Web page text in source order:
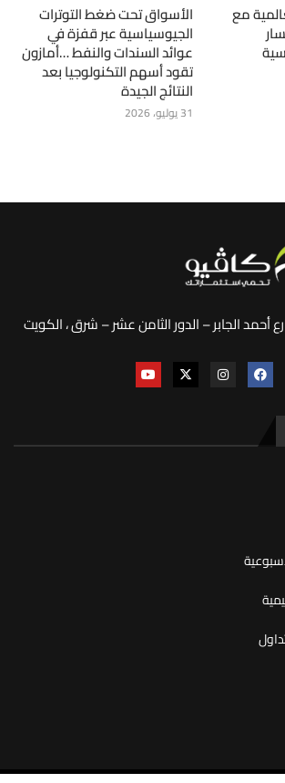
مع الأسواق تحت ضغط التوترات
الجيوسياسية عبر قفزة في
عوائد السندات والنفط …أمازون
تقود أسهم التكنولوجيا بعد
النتائج الجيدة
31 يوليو، 2026
أحمد الجابر – الدور الثامن عشر – شرق ، الكويت